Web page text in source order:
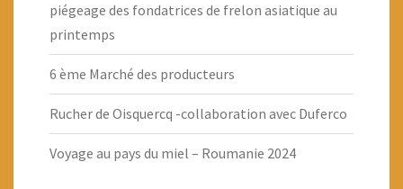
piégeage des fondatrices de frelon asiatique au
printemps
6 ème Marché des producteurs
Rucher de Oisquercq -collaboration avec Duferco
Voyage au pays du miel – Roumanie 2024